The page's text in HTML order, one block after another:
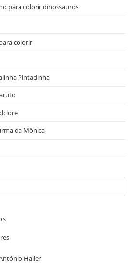
para colorir dinossauros
colorir
Pintadinha
da Mônica
Hailer